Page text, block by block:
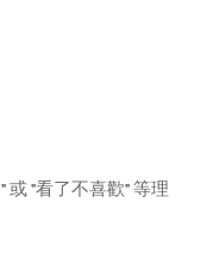
"或"看了不喜歡"等理